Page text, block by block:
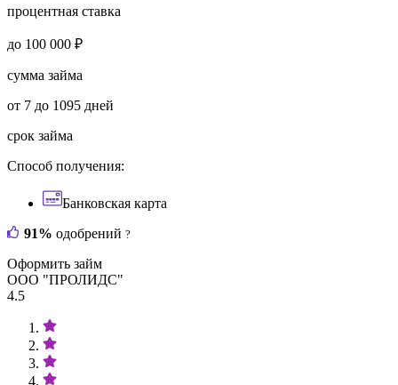
процентная ставка
до 100 000 ₽
сумма займа
от 7 до 1095 дней
срок займа
Способ получения:
Банковская карта
91% одобрений ?
Оформить займ
ООО "ПРОЛИДС"
4.5